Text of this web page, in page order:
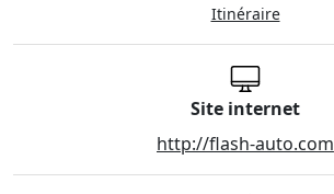
Itinéraire
Site internet
http://flash-auto.com